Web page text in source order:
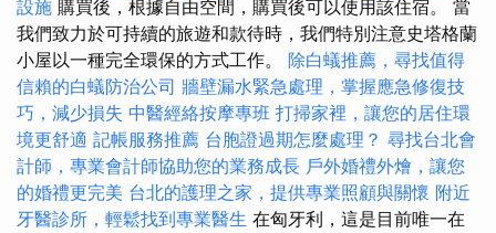
設施 購買後，根據自由空間，購買後可以使用該住宿。 當
我們致力於可持續的旅遊和款待時，我們特別注意史塔格蘭
小屋以一種完全環保的方式工作。 除白蟻推薦，尋找值得
信賴的白蟻防治公司 牆壁漏水緊急處理，掌握應急修復技
巧，減少損失 中醫經絡按摩專班 打掃家裡，讓您的居住環
境更舒適 記帳服務推薦 台胞證過期怎麼處理？ 尋找台北會
計師，專業會計師協助您的業務成長 戶外婚禮外燴，讓您
的婚禮更完美 台北的護理之家，提供專業照顧與關懷 附近
牙醫診所，輕鬆找到專業醫生 在匈牙利，這是目前唯一在